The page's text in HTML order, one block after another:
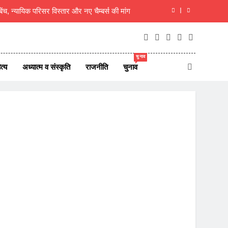
न्यायिक परिसर विस्तार और नए चैम्बर्स की मांग
को लेकर तमिलनाडु में सियासी हलचल तेज
10 दिन बाद गौमुख जल से करेंगे अभिषेक
अध्यात्म व संस्कृति राजनीति चुनाव
चुनाव